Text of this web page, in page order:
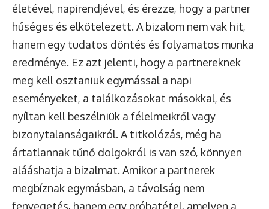
életével, napirendjével, és érezze, hogy a partner
hűséges és elkötelezett. A bizalom nem vak hit,
hanem egy tudatos döntés és folyamatos munka
eredménye. Ez azt jelenti, hogy a partnereknek
meg kell osztaniuk egymással a napi
eseményeket, a találkozásokat másokkal, és
nyíltan kell beszélniük a félelmeikről vagy
bizonytalanságaikról. A titkolózás, még ha
ártatlannak tűnő dolgokról is van szó, könnyen
alááshatja a bizalmat. Amikor a partnerek
megbíznak egymásban, a távolság nem
fenyegetés, hanem egy próbatétel, amelyen a